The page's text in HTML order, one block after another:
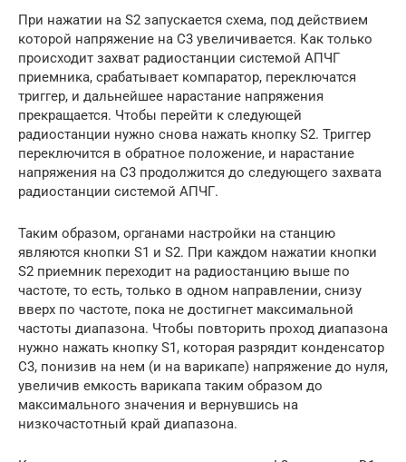
При нажатии на S2 запускается схема, под действием
которой напряжение на C3 увеличивается. Как только
происходит захват радиостанции системой АПЧГ
приемника, срабатывает компаратор, переключатся
триггер, и дальнейшее нарастание напряжения
прекращается. Чтобы перейти к следующей
радиостанции нужно снова нажать кнопку S2. Триггер
переключится в обратное положение, и нарастание
напряжения на C3 продолжится до следующего захвата
радиостанции системой АПЧГ.
Таким образом, органами настройки на станцию
являются кнопки S1 и S2. При каждом нажатии кнопки
S2 приемник переходит на радиостанцию выше по
частоте, то есть, только в одном направлении, снизу
вверх по частоте, пока не достигнет максимальной
частоты диапазона. Чтобы повторить проход диапазона
нужно нажать кнопку S1, которая разрядит конденсатор
C3, понизив на нем (и на варикапе) напряжение до нуля,
увеличив емкость варикапа таким образом до
максимального значения и вернувшись на
низкочастотный край диапазона.